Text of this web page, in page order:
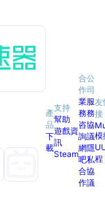
產
品
下
載
支持
幫助
遊戲資
訊
Steam
合
作
業
務
咨
詢
網
吧
合
作
公
司
服
務
協
議
隱
私
協
議
友
接
模
程